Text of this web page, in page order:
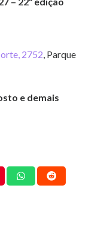
2752, Parque
e demais